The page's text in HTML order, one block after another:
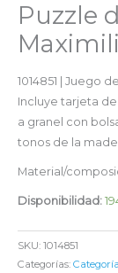
Puzzle
1014851 | Juego
Incluye tarjeta
a granel con
tonos de la
Material/
Disponibilidad:
SKU: 1014851
Categorías: